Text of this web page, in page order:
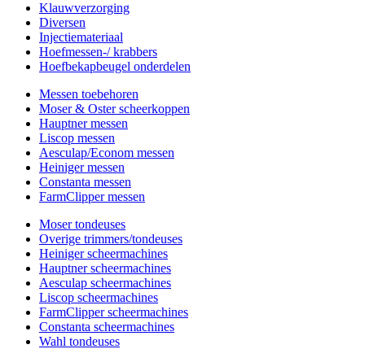
Klauwverzorging
Diversen
Injectiemateriaal
Hoefmessen-/ krabbers
Hoefbekapbeugel onderdelen
Messen toebehoren
Moser & Oster scheerkoppen
Hauptner messen
Liscop messen
Aesculap/Econom messen
Heiniger messen
Constanta messen
FarmClipper messen
Moser tondeuses
Overige trimmers/tondeuses
Heiniger scheermachines
Hauptner scheermachines
Aesculap scheermachines
Liscop scheermachines
FarmClipper scheermachines
Constanta scheermachines
Wahl tondeuses